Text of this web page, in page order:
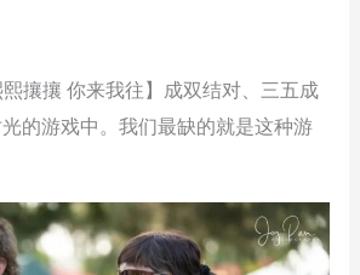
熙攘攘 你来我往】成双结对、三五成
的游戏中。我们最缺的就是这种游